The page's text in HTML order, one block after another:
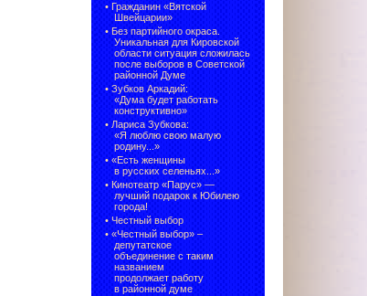
• Гражданин «Вятской
Швейцарии»
• Без партийного окраса.
Уникальная для Кировской
области ситуация сложилась
после выборов в Советской
районной Думе
• Зубков Аркадий:
«Дума будет работать
конструктивно»
• Лариса Зубкова:
«Я люблю свою малую
родину...»
• «Есть женщины
в русских селеньях...»
• Кинотеатр «Парус» —
лучший подарок к Юбилею
города!
• Честный выбор
• «Честный выбор» –
депутатское
объединение с таким
названием
продолжает работу
в районной думе